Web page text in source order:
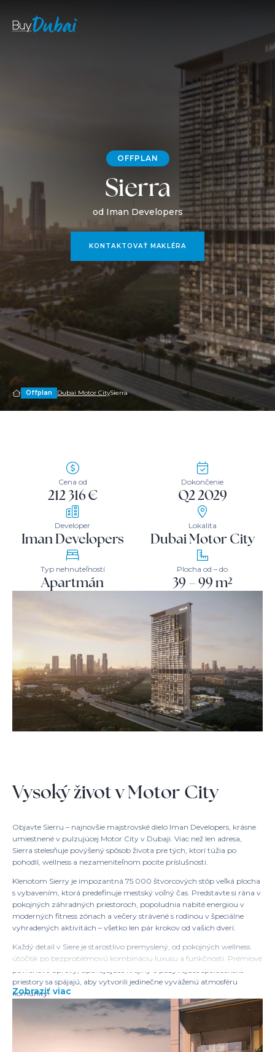
OFFPLAN
Sierra
od Iman Developers
KONTAKTOVAŤ MAKLÉRA
Offplan Dubai Motor CitySierra
Cena od
212 316 €
Dokončenie
Q2 2029
Developer
Iman Developers
Lokalita
Dubai Motor City
Typ nehnuteľností
Apartmán
Plocha od – do
39 – 99 m²
Vysoký život v Motor City
Objavte Sierru – najnovšie majstrovské dielo Iman Developers, krásne
umiestnené v pulzujúcej Motor City v Dubaji. Viac než len adresa,
Sierra stelesňuje povýšený spôsob života pre tých, ktorí túžia po
pohodlí, wellness a nezameniteľnom pocite príslušnosti.
Klenotom Sierry je impozantná 75 000 štvorcových stôp veľká plocha
s vybavením, ktorá predefinuje mestský voľný čas. Predstavte si rána v
pokojných záhradných priestoroch, popoludnia nabité energiou v
moderných fitness zónach a večery strávené s rodinou v špeciálne
vyhradených aktivitách – všetko len pár krokov od vašich dverí.
Každý detail v Siere je starostlivo premyslený, od pokojných wellness
útočísk po bezproblémovú kombináciu luxusu a funkčnosti. Prémiové
priestory sa spájajú, aby vytvorili jedinečne vyváženú atmosféru
komunity.
Vstúpte do domova, kde sa rozmaznávanie stretáva s úmyslom. S
dôrazom na podporu vášho životného štýlu a pohody, Sierra prináša
nový štandard v modernom živote v Dubaji – štýlový, rafinovaný a
Zobraziť viac